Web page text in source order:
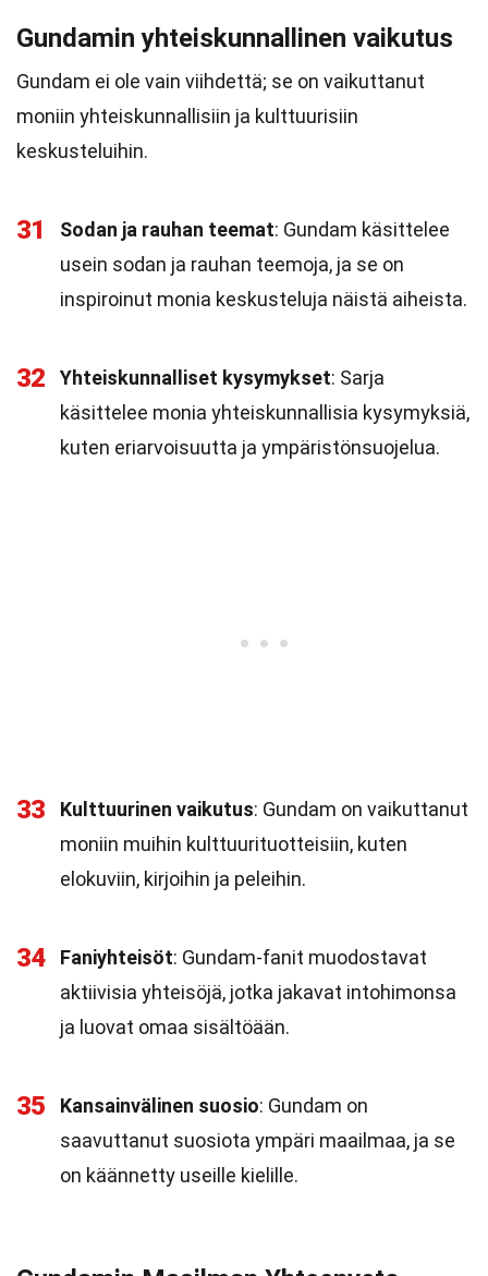
Gundamin yhteiskunnallinen vaikutus
Gundam ei ole vain viihdettä; se on vaikuttanut
moniin yhteiskunnallisiin ja kulttuurisiin
keskusteluihin.
31 Sodan ja rauhan teemat: Gundam käsittelee
usein sodan ja rauhan teemoja, ja se on
inspiroinut monia keskusteluja näistä aiheista.
32 Yhteiskunnalliset kysymykset: Sarja
käsittelee monia yhteiskunnallisia kysymyksiä,
kuten eriarvoisuutta ja ympäristönsuojelua.
33 Kulttuurinen vaikutus: Gundam on vaikuttanut
moniin muihin kulttuurituotteisiin, kuten
elokuviin, kirjoihin ja peleihin.
34 Faniyhteisöt: Gundam-fanit muodostavat
aktiivisia yhteisöjä, jotka jakavat intohimonsa
ja luovat omaa sisältöään.
35 Kansainvälinen suosio: Gundam on
saavuttanut suosiota ympäri maailmaa, ja se
on käännetty useille kielille.